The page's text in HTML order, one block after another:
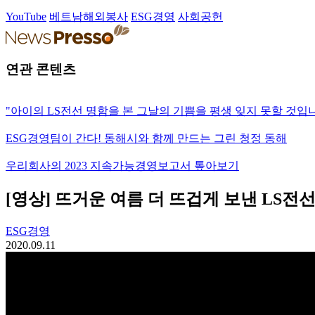
YouTube 베트남해외봉사 ESG경영 사회공헌
연관 콘텐츠
"아이의 LS전선 명함을 본 그날의 기쁨을 평생 잊지 못할 것입
ESG경영팀이 간다! 동해시와 함께 만드는 그린 청정 동해
우리회사의 2023 지속가능경영보고서 톺아보기
[영상] 뜨거운 여름 더 뜨겁게 보낸 LS전
ESG경영
2020.09.11